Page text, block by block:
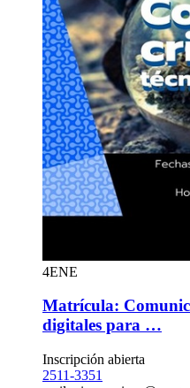
4ENE
Matrícula:
digitales para …
Inscripción abierta
2511-3351